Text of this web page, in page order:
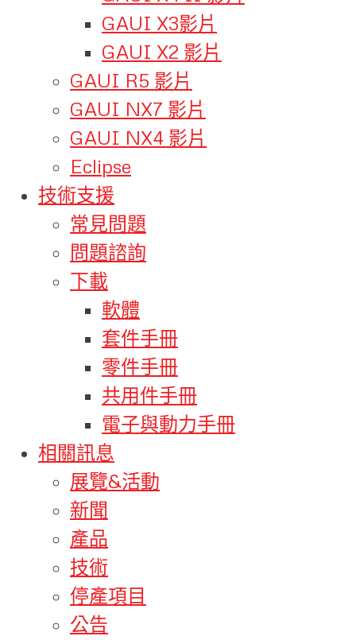
GAUI X3影片
GAUI X2 影片
GAUI R5 影片
GAUI NX7 影片
GAUI NX4 影片
Eclipse
技術支援
常見問題
問題諮詢
下載
軟體
套件手冊
零件手冊
共用件手冊
電子與動力手冊
相關訊息
展覽&活動
新聞
產品
技術
停產項目
公告